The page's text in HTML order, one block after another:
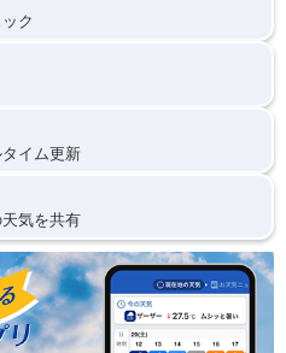
ク
イム更新
気を共有